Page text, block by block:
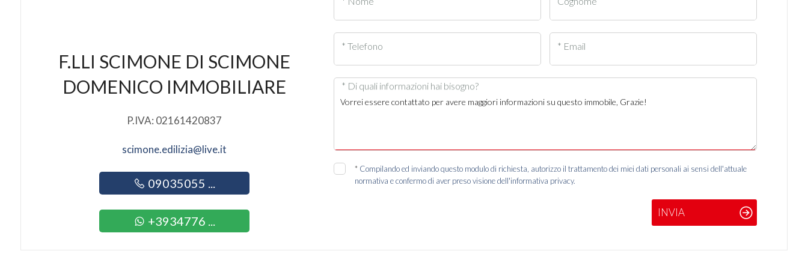
F.LLI SCIMONE DI SCIMONE
DOMENICO IMMOBILIARE
P.IVA: 02161420837
scimone.edilizia@live.it
09035055 ...
+3934776 ...
* Telefono * Email
* Di quali informazioni hai bisogno?
* Compilando ed inviando questo modulo di richiesta, autorizzo il trattamento dei miei dati personali ai sensi dell'attuale
normativa e confermo di aver preso visione dell'informativa privacy.
INVIA